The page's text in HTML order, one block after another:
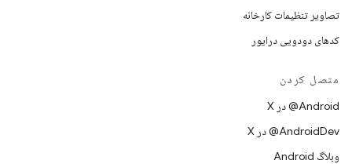
تصاویر تنظیمات کارخانه
کدهای دودویی درایور
متصل کردن
‫‎@Android در X
‫‎@AndroidDev در X
وبلاگ Android